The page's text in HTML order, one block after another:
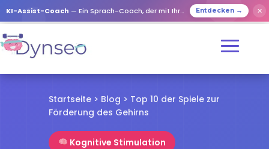
KI-Assist-Coach — Ein Sprach-Coach, der mit Ihren Lieben spielt Entdecken → ✕
Startseite> Blog > Top 10 der Spiele zur
Förderung des Gehirns
Kognitive Stimulation